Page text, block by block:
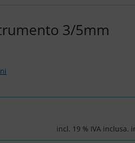
3/5mm
incl. 19 % IVA inclusa.